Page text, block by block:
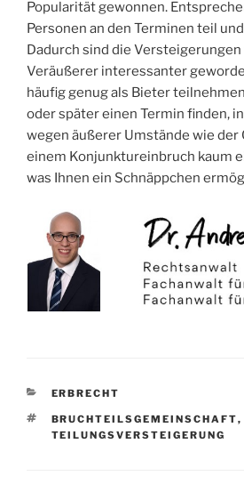
Popu­la­ri­tät gewon­nen.
Per­so­nen an den Ter­mi­nen teil
Dadurch sind die
Ver­äu­ße­rer inter­es­san­ter
häu­fig genug als Bie­ter
oder spä­ter einen Ter­min fin­den,
wegen äuße­rer Umstän­de wie der
einem Kon­junk­tur­ein­bruch kaum
was Ihnen ein Schnäpp­chen
KATEGORIEN
ERBRECHT
SCHLAGWÖRTER
BRUCHTEILSGEMEINSCHAFT,
TEILUNGSVERSTEIGERUNG